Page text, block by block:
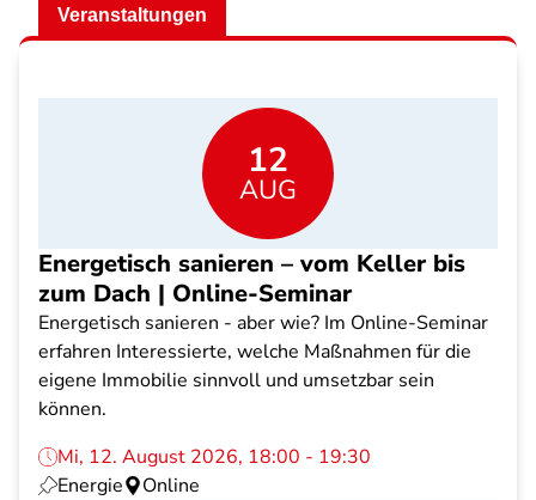
Veranstaltungen
12
AUG
Energetisch sanieren – vom Keller bis
zum Dach | Online-Seminar
Energetisch sanieren - aber wie? Im Online-Seminar
erfahren Interessierte, welche Maßnahmen für die
eigene Immobilie sinnvoll und umsetzbar sein
können.
Mi, 12. August 2026, 18:00 - 19:30
Energie
Online